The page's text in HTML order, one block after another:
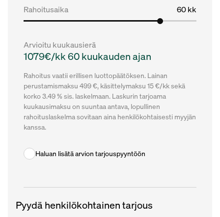
Rahoitusaika 60 kk
Arvioitu kuukausierä
1079€/kk 60 kuukauden ajan
Rahoitus vaatii erillisen luottopäätöksen. Lainan
perustamismaksu 499 €, käsittelymaksu 15 €/kk sekä
korko 3.49 % sis. laskelmaan. Laskurin tarjoama
kuukausimaksu on suuntaa antava, lopullinen
rahoituslaskelma sovitaan aina henkilökohtaisesti myyjän
kanssa.
Haluan lisätä arvion tarjouspyyntöön
Pyydä henkilökohtainen tarjous